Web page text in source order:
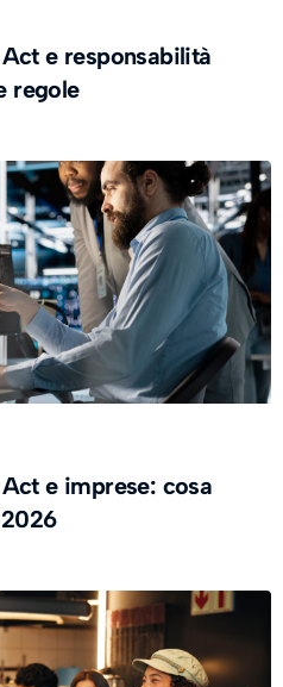
e responsabilità
regole
e imprese: cosa